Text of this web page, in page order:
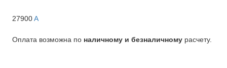
27900A
Оплата возможна по наличному и безналичному расчету.